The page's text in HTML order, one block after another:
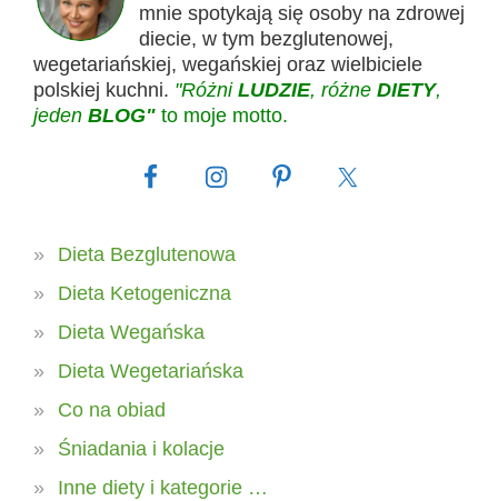
mnie spotykają się osoby na zdrowej
diecie, w tym bezglutenowej,
wegetariańskiej, wegańskiej oraz wielbiciele
polskiej kuchni. "Różni LUDZIE, różne DIETY,
jeden BLOG" to moje motto.
Dieta Bezglutenowa
Dieta Ketogeniczna
Dieta Wegańska
Dieta Wegetariańska
Co na obiad
Śniadania i kolacje
Inne diety i kategorie …